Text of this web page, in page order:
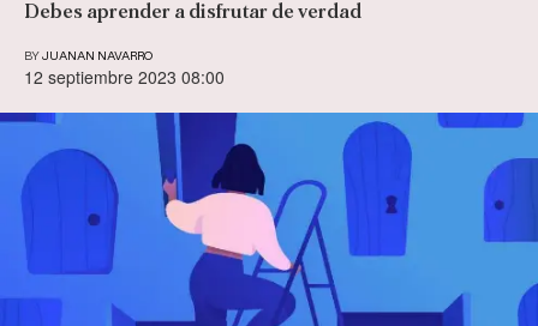
Debes aprender a disfrutar de verdad
BY JUANAN NAVARRO
12 septiembre 2023 08:00